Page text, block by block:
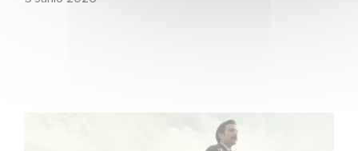
Mexico 86: descubre el tráiler de la nueva producción de